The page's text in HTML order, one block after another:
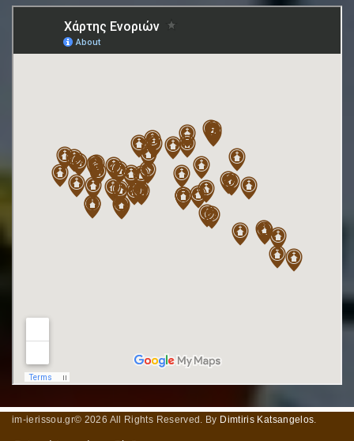
im-ierissou.gr© 2026 All Rights Reserved. By Dimtiris Katsangelos.